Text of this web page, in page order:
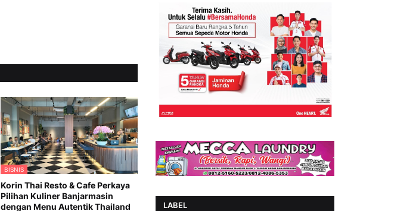
BISNIS
Korin Thai Resto & Cafe Perkaya
Pilihan Kuliner Banjarmasin
dengan Menu Autentik Thailand
LABEL